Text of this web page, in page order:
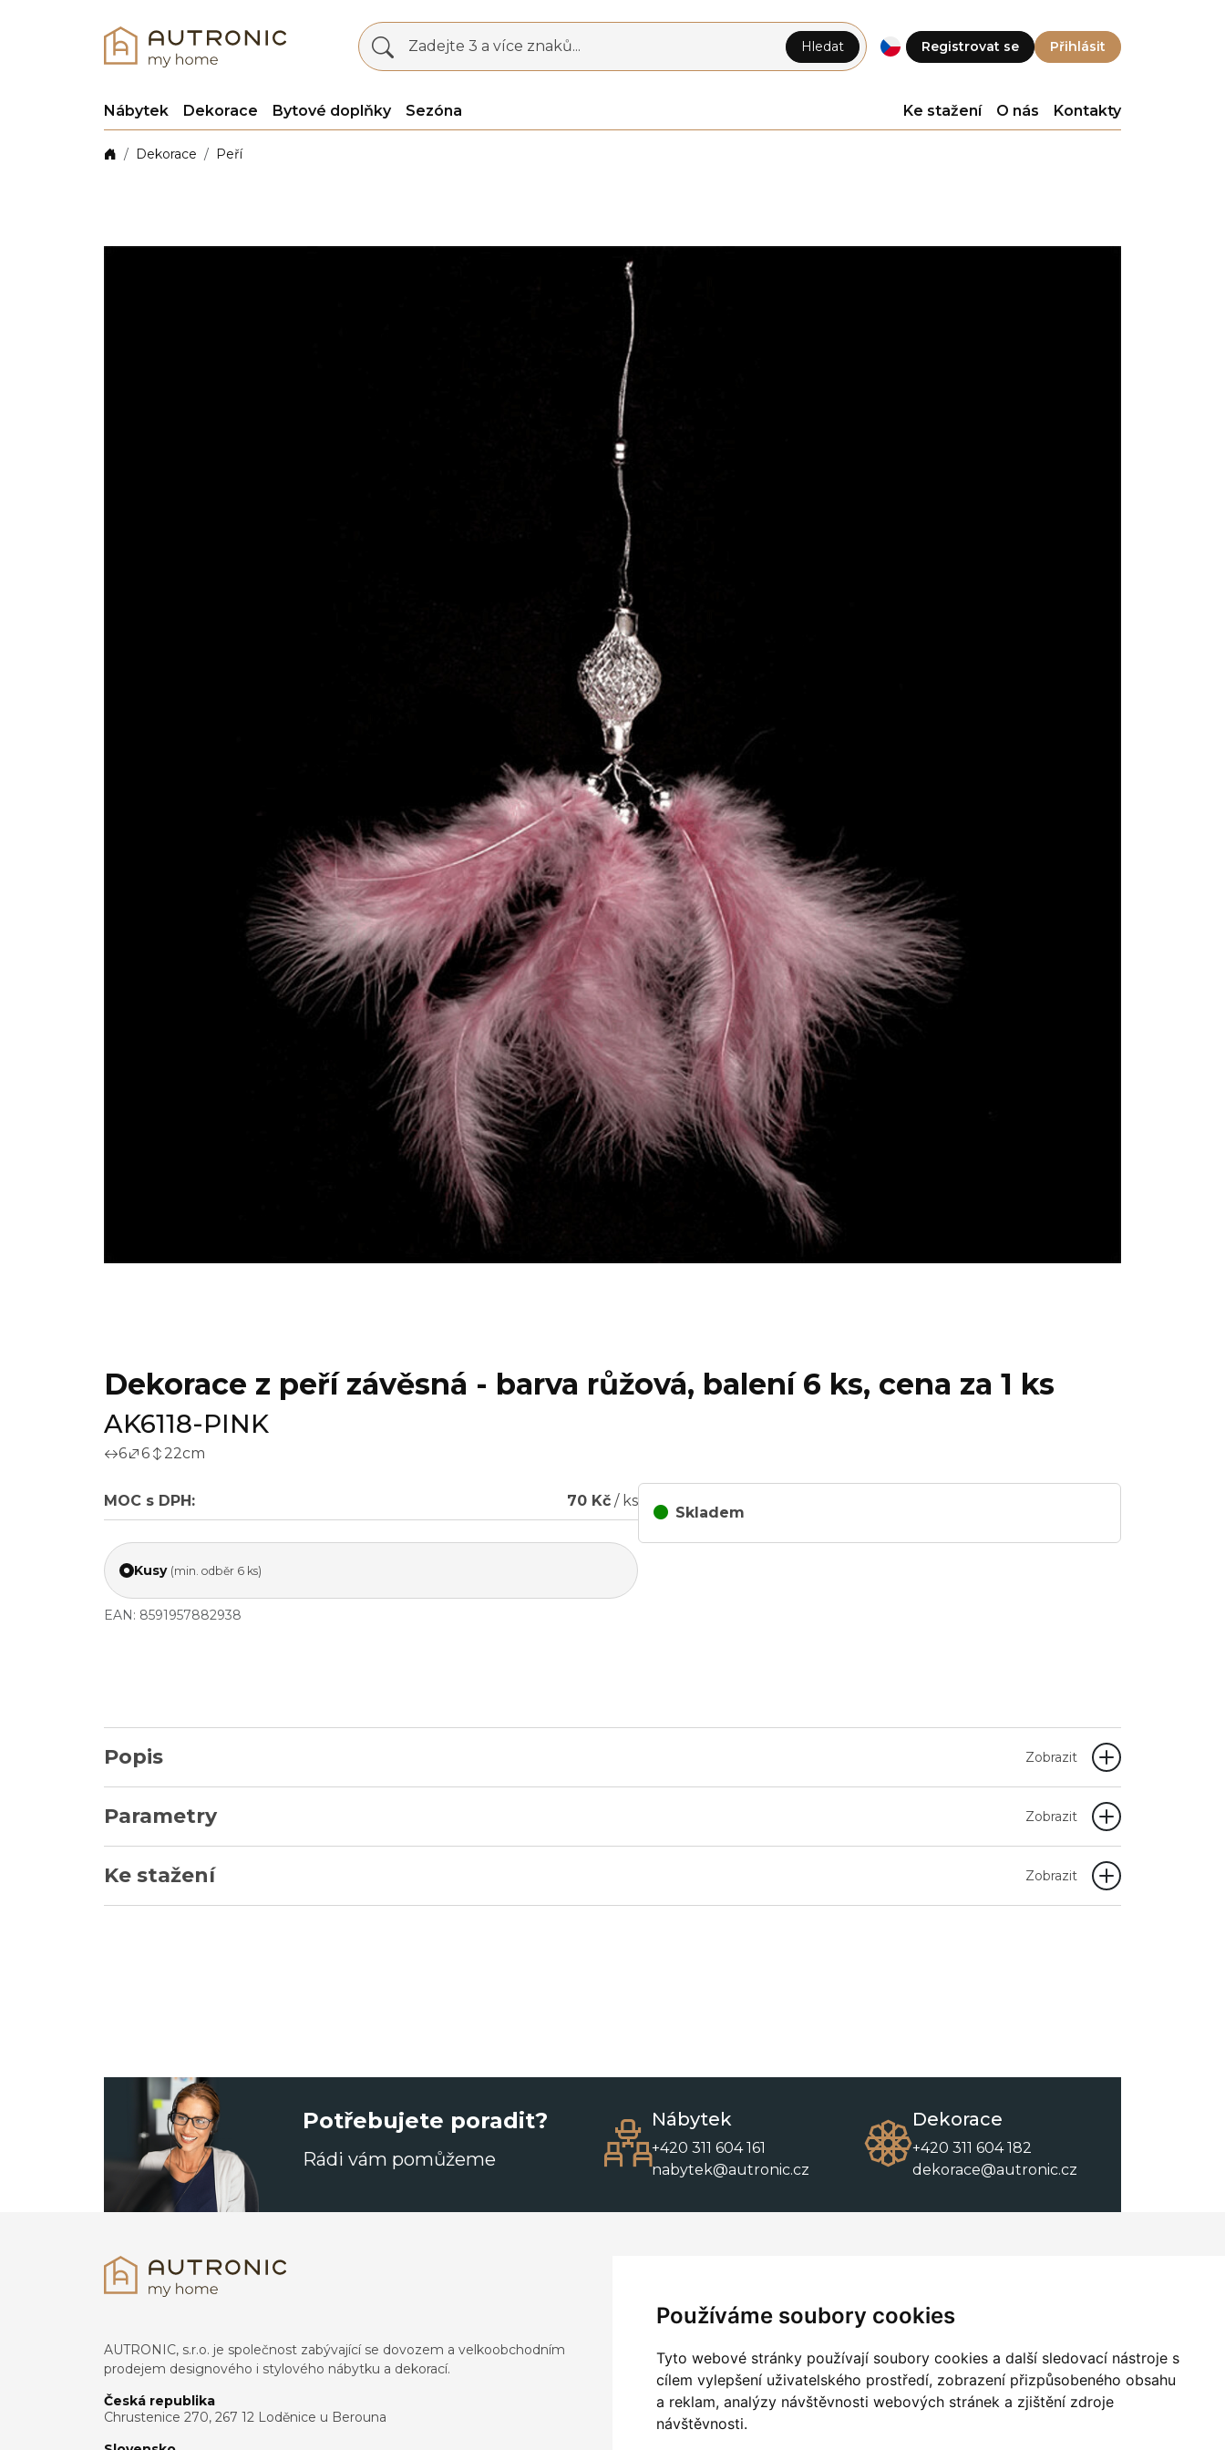
Používáme soubory cookies
Tyto webové stránky používají soubory cookies a další sledovací nástroje s
cílem vylepšení uživatelského prostředí, zobrazení přizpůsobeného obsahu
a reklam, analýzy návštěvnosti webových stránek a zjištění zdroje
návštěvnosti.
Registrovat se Přihlásit
Zadejte 3 a více znaků... Hledat
Nábytek Dekorace Bytové doplňky Sezóna Ke stažení O nás Kontakty
Dekorace Peří
Dekorace z peří závěsná - barva růžová, balení 6 ks, cena za 1 ks
AK6118-PINK
6 6 22cm
MOC s DPH: 70 Kč / ks
Kusy (min. odběr 6 ks)
EAN: 8591957882938
Skladem
Popis Zobrazit
Parametry Zobrazit
Ke stažení Zobrazit
Potřebujete poradit?
Rádi vám pomůžeme
Nábytek
+420 311 604 161
nabytek@autronic.cz
Dekorace
+420 311 604 182
dekorace@autronic.cz
AUTRONIC, s.r.o. je společnost zabývající se dovozem a velkoobchodním
prodejem designového i stylového nábytku a dekorací.
Česká republika
Chrustenice 270, 267 12 Loděnice u Berouna
O nás